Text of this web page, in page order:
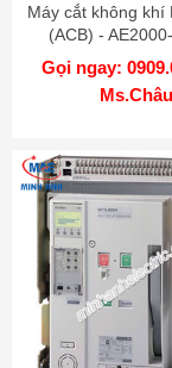
Máy cắt không khí
(ACB) -
2000A
Gọi ngay:
Ms.Châu